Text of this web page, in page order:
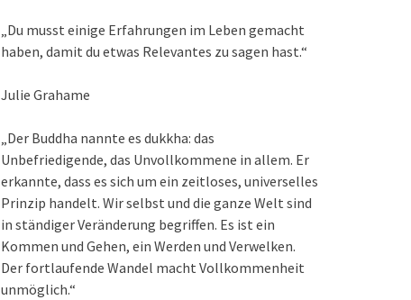
„Du musst einige Erfahrungen im Leben gemacht
haben, damit du etwas Relevantes zu sagen hast.“
Julie Grahame
„Der Buddha nannte es dukkha: das
Unbefriedigende, das Unvollkommene in allem. Er
erkannte, dass es sich um ein zeitloses, universelles
Prinzip handelt. Wir selbst und die ganze Welt sind
in ständiger Veränderung begriffen. Es ist ein
Kommen und Gehen, ein Werden und Verwelken.
Der fortlaufende Wandel macht Vollkommenheit
unmöglich.“